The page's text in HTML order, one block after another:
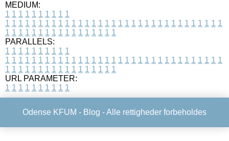
MEDIUM:
1 1 1 1 1 1 1 1 1 1
1 1 1 1 1 1 1 1 1 1 1 1 1 1 1 1 1 1 1 1 1 1 1 1 1 1 1 1 1 1 1 1 1
1 1 1 1 1 1 1 1 1 1 1 1 1 1 1 1 1
PARALLELS:
1 1 1 1 1 1 1 1 1 1
1 1 1 1 1 1 1 1 1 1 1 1 1 1 1 1 1 1 1 1 1 1 1 1 1 1 1 1 1 1 1 1 1
1 1 1 1 1 1 1 1 1 1 1 1 1 1 1 1 1
URL PARAMETER:
1 1 1 1 1 1 1 1 1 1
Odense KFUM - Blog - Alle rettigheder forbeholdes